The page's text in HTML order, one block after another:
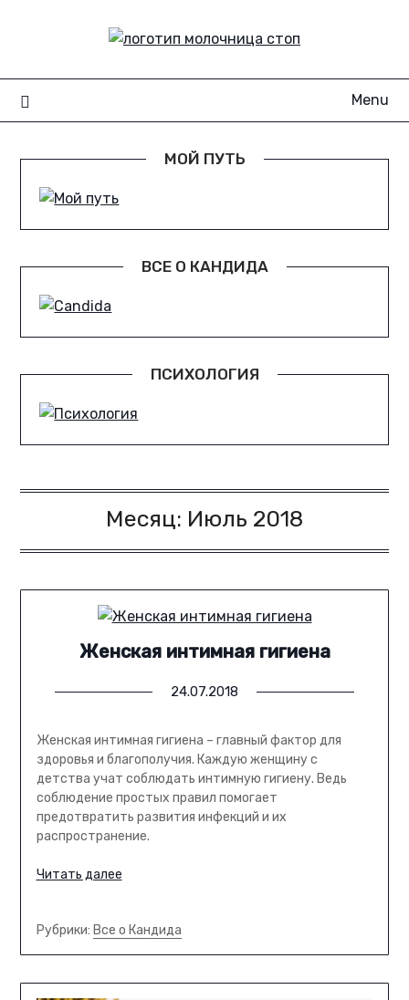
Menu
МОЙ ПУТЬ
ВСЕ О КАНДИДА
ПСИХОЛОГИЯ
Месяц: Июль 2018
Женская интимная гигиена
24.07.2018
Женская интимная гигиена – главный фактор для
здоровья и благополучия. Каждую женщину с
детства учат соблюдать интимную гигиену. Ведь
соблюдение простых правил помогает
предотвратить развития инфекций и их
распространение.
Читать далее
Рубрики: Все о Кандида